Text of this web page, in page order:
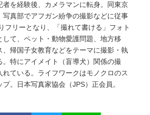
者を経験後、カメラマンに転身。同東京
写真部でアフガン紛争の撮影などに従事
フリーとなり、「撮れて書ける」フォト
して、ペット・動物愛護問題、地方移
、帰国子女教育などをテーマに撮影・執
。特にアイメイト（盲導犬）関係の撮
れている。ライフワークはモノクロのス
プ。日本写真家協会（JPS）正会員。